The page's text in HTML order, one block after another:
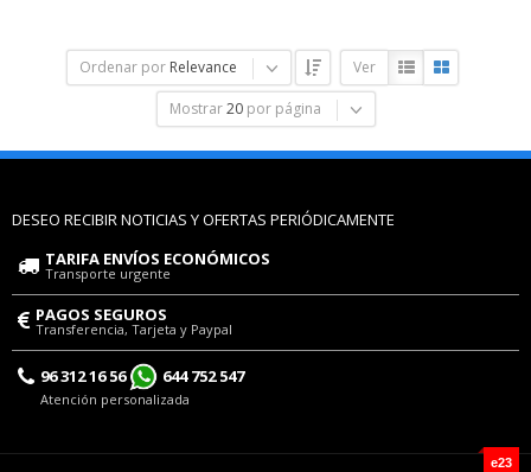
Ordenar por Relevance Ver
Mostrar 20 por página
DESEO RECIBIR NOTICIAS Y OFERTAS PERIÓDICAMENTE
TARIFA ENVÍOS ECONÓMICOS
Transporte urgente
PAGOS SEGUROS
Transferencia, Tarjeta y Paypal
96 312 16 56 644 752 547
Atención personalizada
e23